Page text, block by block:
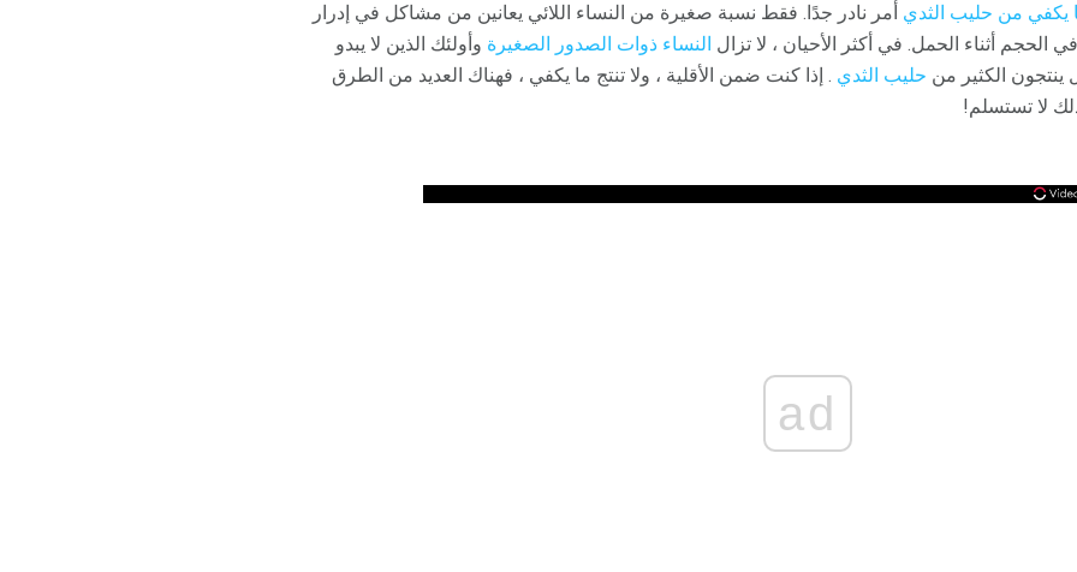
يكفي من حليب الثدي أمر نادر جدًا. فقط نسبة صغيرة من النساء اللائي يعانين من مشاكل في إدرار
الحجم أثناء الحمل. في أكثر الأحيان ، لا تزال النساء ذوات الصدور الصغيرة وأولئك الذين لا يبدو
ينتجون الكثير من حليب الثدي . إذا كنت ضمن الأقلية ، ولا تنتج ما يكفي ، فهناك العديد من الطرق
لا تستسلم!
ad